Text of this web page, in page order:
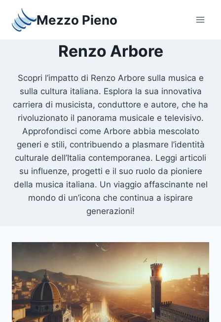
contenuto
Mezzo Pieno
Renzo Arbore
Scopri l’impatto di Renzo Arbore sulla musica e
sulla cultura italiana. Esplora la sua innovativa
carriera di musicista, conduttore e autore, che ha
rivoluzionato il panorama musicale e televisivo.
Approfondisci come Arbore abbia mescolato
generi e stili, contribuendo a plasmare l’identità
culturale dell’Italia contemporanea. Leggi articoli
su influenze, progetti e il suo ruolo da pioniere
della musica italiana. Un viaggio affascinante nel
mondo di un’icona che continua a ispirare
generazioni!